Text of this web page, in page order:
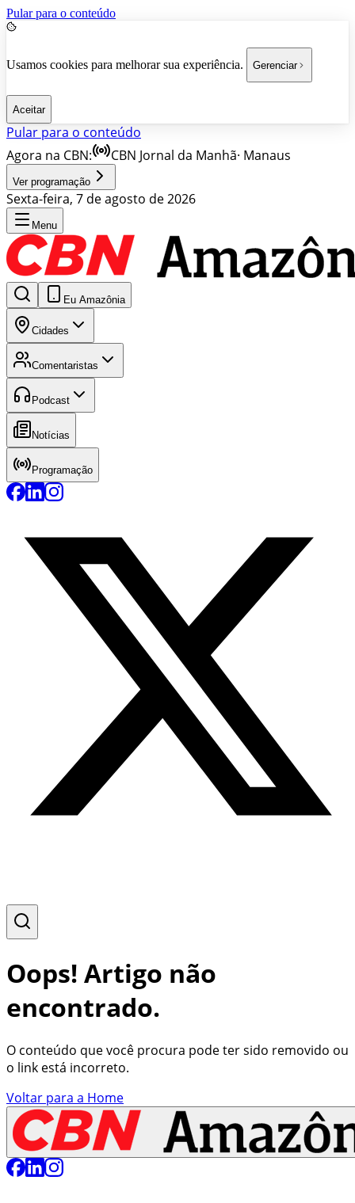
Pular para o conteúdo
Usamos cookies para melhorar sua experiência. Gerenciar
Aceitar
Pular para o conteúdo
Agora na CBN:
CBN Jornal da Manhã· Manaus
Ver programação
Sexta-feira, 7 de agosto de 2026
Menu
Eu Amazônia
Cidades
Comentaristas
Podcast
Notícias
Programação
Oops! Artigo não
encontrado.
O conteúdo que você procura pode ter sido removido ou
o link está incorreto.
Voltar para a Home